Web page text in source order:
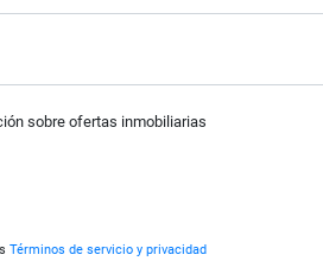
sobre ofertas inmobiliarias
Términos de servicio y privacidad